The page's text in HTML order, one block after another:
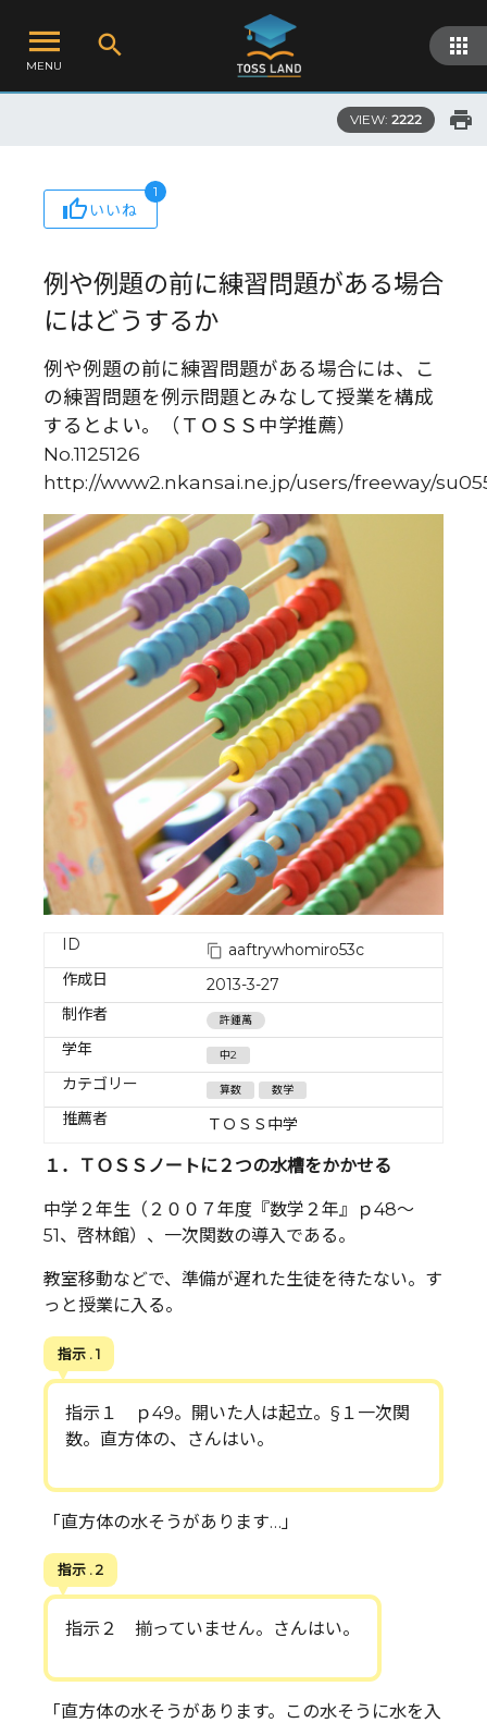
MENU
VIEW: 2222
いいね
1
例や例題の前に練習問題がある場合
にはどうするか
例や例題の前に練習問題がある場合には、こ
の練習問題を例示問題とみなして授業を構成
するとよい。（ＴＯＳＳ中学推薦）
No.1125126
http://www2.nkansai.ne.jp/users/freeway/
ID
aaftrywhomiro53c
作成日
2013-3-27
制作者
許鍾萬
学年 中2
カテゴリー 算数 数学
推薦者 ＴＯＳＳ中学
１．ＴＯＳＳノートに２つの水槽をかかせる
中学２年生（２００７年度『数学２年』ｐ48～
51、啓林館）、一次関数の導入である。
教室移動などで、準備が遅れた生徒を待たない。す
っと授業に入る。
指示 . 1
指示１ ｐ49。開いた人は起立。§１一次関
数。直方体の、さんはい。
「直方体の水そうがあります…」
指示 . 2
指示２ 揃っていません。さんはい。
「直方体の水そうがあります。この水そうに水を入